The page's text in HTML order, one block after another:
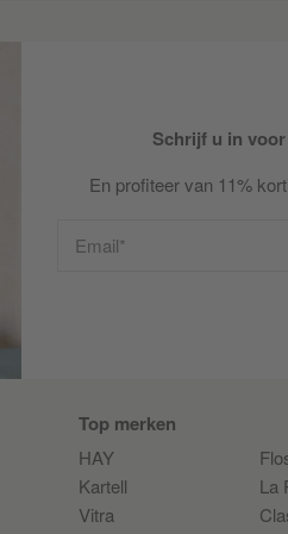
Schrijf u in
En profiteer van 11%
Email*
Top merken
HAY
Kartell
Vitra
La